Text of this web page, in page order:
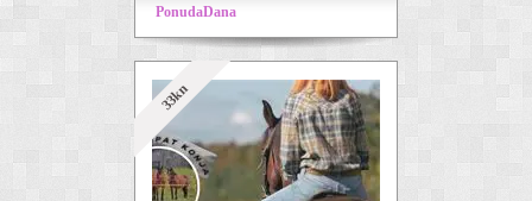
PonudaDana
33kn